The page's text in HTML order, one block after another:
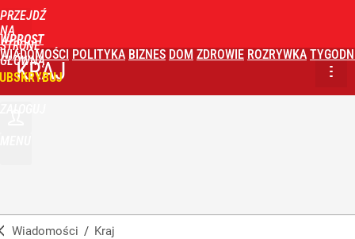
PRZEJDŹ
NA
STRONĘ
GŁÓWNĄ
WPROST
WIADOMOŚCI POLITYKA BIZNES DOM ZDROWIE ROZRYWKA
KRAJ
Wiadomości / Kraj